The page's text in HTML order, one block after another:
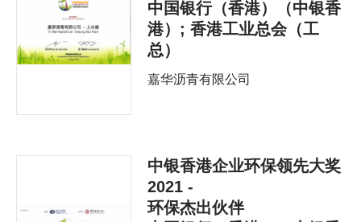
中国银行（香港）（中银香
港）; 香港工业总会（工
总）
嘉华沥青有限公司
中银香港企业环保领先大奖
2021 -
环保杰出伙伴